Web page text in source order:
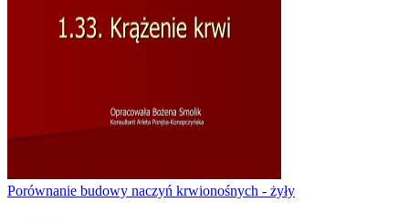
Porównanie budowy naczyń krwionośnych - żyły